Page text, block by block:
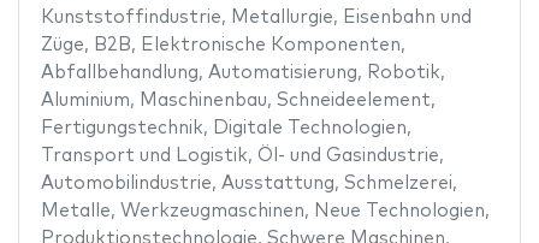
Kunststoffindustrie, Metallurgie, Eisenbahn und
Züge, B2B, Elektronische Komponenten,
Abfallbehandlung, Automatisierung, Robotik,
Aluminium, Maschinenbau, Schneideelement,
Fertigungstechnik, Digitale Technologien,
Transport und Logistik, Öl- und Gasindustrie,
Automobilindustrie, Ausstattung, Schmelzerei,
Metalle, Werkzeugmaschinen, Neue Technologien,
Produktionstechnologie, Schwere Maschinen,